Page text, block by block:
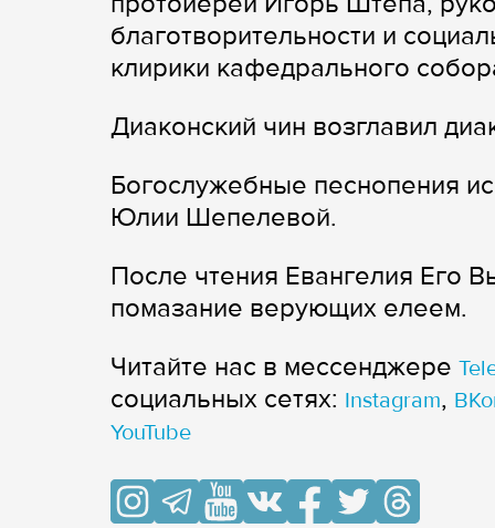
благотворительности и
клирики кафедрального
Диаконский чин возглавил
Богослужебные песнопения
Юлии Шепелевой.
После чтения Евангелия Его
помазание верующих елеем.
Читайте нас в мессенджере
cоциальных сетях: Instagram,
YouTube